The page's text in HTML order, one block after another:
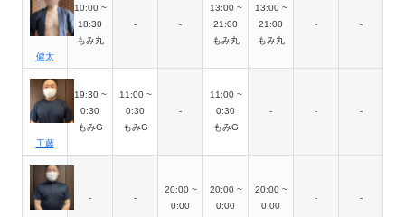
健太
10:00 ~
18:30
もみ丸
- -
13:00 ~
21:00
もみ丸
13:00 ~
21:00
もみ丸
- -
工藤
19:30 ~
0:30
もみG
11:00 ~
0:30
もみG
-
11:00 ~
0:30
もみG
- - -
- -
20:00 ~
0:00
20:00 ~
0:00
20:00 ~
0:00
- -